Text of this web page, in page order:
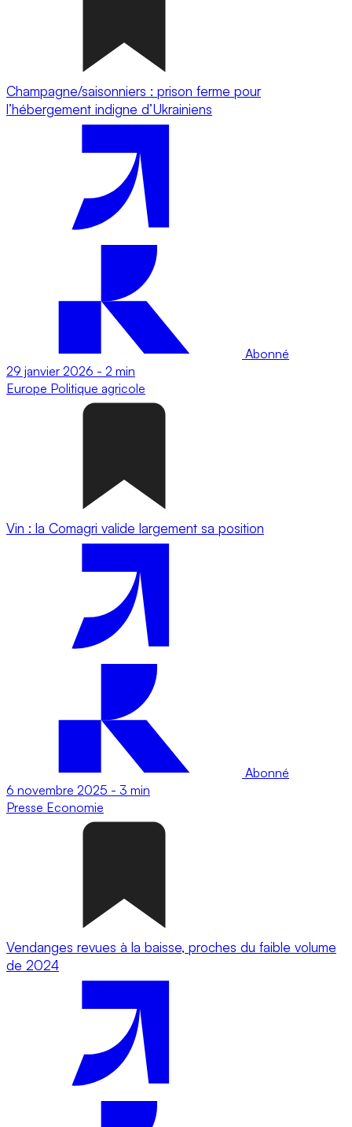
Champagne/saisonniers : prison ferme pour
l’hébergement indigne d’Ukrainiens
Abonné
29 janvier 2026 - 2 min
Europe Politique agricole
Vin : la Comagri valide largement sa position
Abonné
6 novembre 2025 - 3 min
Presse Economie
Vendanges revues à la baisse, proches du faible volume
de 2024